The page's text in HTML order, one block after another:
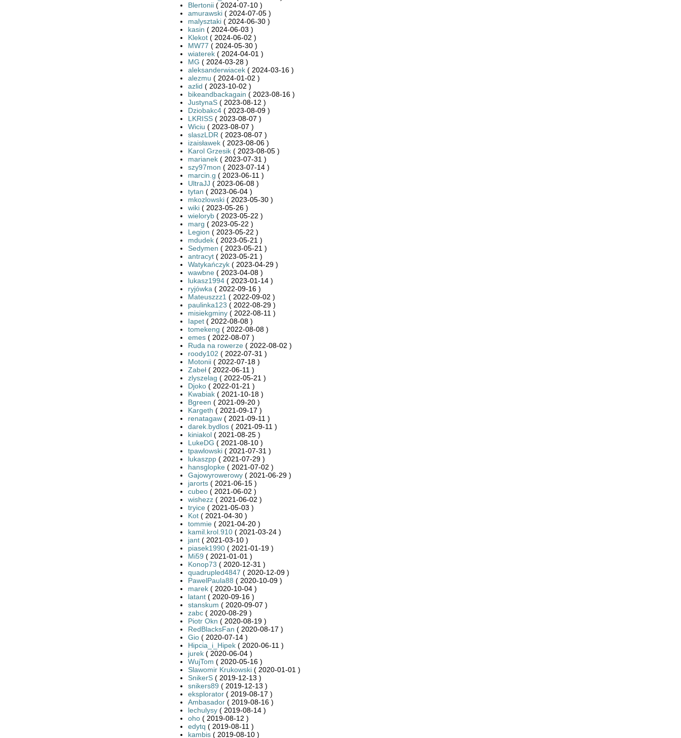
Blertonii( 2024-07-10 )
amurawski( 2024-07-05 )
malysztaki( 2024-06-30 )
kasin ( 2024-06-03 )
Klekot( 2024-06-02 )
MW77 ( 2024-05-30 )
wiaterek( 2024-04-01 )
MG ( 2024-03-28 )
aleksanderwiacek( 2024-03-16 )
alezmu ( 2024-01-02 )
azlid ( 2023-10-02 )
bikeandbackagain ( 2023-08-16 )
JustynaS( 2023-08-12 )
Dziobakc4( 2023-08-09 )
LKRISS( 2023-08-07 )
Wiciu ( 2023-08-07 )
slaszLDR ( 2023-08-07 )
izaisławek( 2023-08-06 )
Karol Grzesik( 2023-08-05 )
marianek( 2023-07-31 )
szy97mon ( 2023-07-14 )
marcin.g ( 2023-06-11 )
UltraJJ ( 2023-06-08 )
tytan ( 2023-06-04 )
mkozlowski( 2023-05-30 )
wiki( 2023-05-26 )
wieloryb( 2023-05-22 )
marg ( 2023-05-22 )
Legion ( 2023-05-22 )
mdudek( 2023-05-21 )
Sedymen ( 2023-05-21 )
antracyt( 2023-05-21 )
Watykańczyk( 2023-04-29 )
wawbne( 2023-04-08 )
lukasz1994( 2023-01-14 )
ryjówka ( 2022-09-16 )
Mateuszzz1 ( 2022-09-02 )
paulinka123 ( 2022-08-29 )
misiekgminy( 2022-08-11 )
Iapet( 2022-08-08 )
tomekeng ( 2022-08-08 )
emes( 2022-08-07 )
Ruda na rowerze( 2022-08-02 )
roody102 ( 2022-07-31 )
Motonii( 2022-07-18 )
Zabeł( 2022-06-11 )
zlyszelag ( 2022-05-21 )
Djoko( 2022-01-21 )
Kwabiak( 2021-10-18 )
Bgreen ( 2021-09-20 )
Kargeth ( 2021-09-17 )
renatagaw( 2021-09-11 )
darek.bydlos( 2021-09-11 )
kiniakol( 2021-08-25 )
LukeDG ( 2021-08-10 )
tpawlowski( 2021-07-31 )
lukaszpp( 2021-07-29 )
hansglopke( 2021-07-02 )
Gajowyrowerowy( 2021-06-29 )
jarorts( 2021-06-15 )
cubeo( 2021-06-02 )
wishezz( 2021-06-02 )
tryice( 2021-05-03 )
Kot( 2021-04-30 )
tommie( 2021-04-20 )
kamil.krol.910( 2021-03-24 )
jant( 2021-03-10 )
piasek1990( 2021-01-19 )
Mi59 ( 2021-01-01 )
Konop73 ( 2020-12-31 )
quadrupled4847 ( 2020-12-09 )
PawelPaula88 ( 2020-10-09 )
marek( 2020-10-04 )
latant( 2020-09-16 )
stanskum ( 2020-09-07 )
zabc( 2020-08-29 )
Piotr Okn ( 2020-08-19 )
RedBlacksFan ( 2020-08-17 )
Gio( 2020-07-14 )
Hipcia_i_Hipek( 2020-06-11 )
jurek( 2020-06-04 )
WujTom ( 2020-05-16 )
Slawomir Krukowski( 2020-01-01 )
SnikerS( 2019-12-13 )
snikers89 ( 2019-12-13 )
eksplorator( 2019-08-17 )
Ambasador ( 2019-08-16 )
lechulysy( 2019-08-14 )
oho( 2019-08-12 )
edytq ( 2019-08-11 )
kambis( 2019-08-10 )